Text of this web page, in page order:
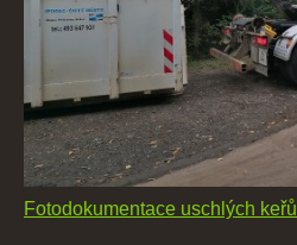
Fotodokumentace uschlých keřů